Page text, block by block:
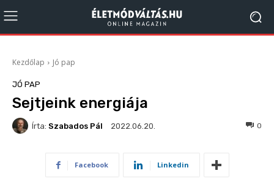
Kezdőlap Jó pap
JÓ PAP
Sejtjeink energiája
Írta: Szabados Pál 2022.06.20. 0
Facebook Linkedin